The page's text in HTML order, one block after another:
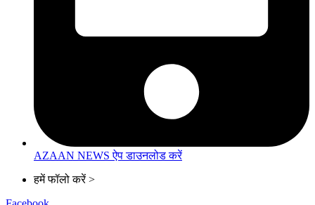
AZAAN NEWS ऐप डाउनलोड करें
हमें फॉलो करें >